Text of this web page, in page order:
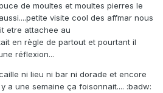
de moultes et moultes pierres le
visite cool des affmar nous
etre attachee au
en règle de partout et pourtant il
réflexion...
ni lieu ni bar ni dorade et encore
a une semaine ça foisonnait.... :badw: